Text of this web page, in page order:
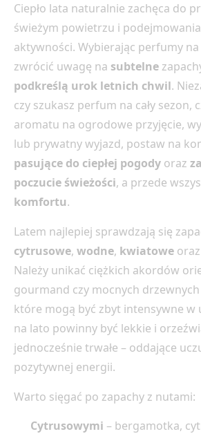
Ciepło lata naturalnie zachęca do
świeżym powietrzu i
aktywności. Wybierając perfumy
zwrócić uwagę na subtelne
podkreślą urok letnich chwil.
czy szukasz perfum na cały sezon,
aromatu na ogrodowe przyjęcie,
lub prywatny wyjazd, postaw na
pasujące do ciepłej pogody oraz
poczucie świeżości, a przede
komfortu.
Latem najlepiej sprawdzają się
cytrusowe, wodne, kwiatowe oraz
Należy unikać ciężkich akordów
gourmand czy mocnych drzewnych
które mogą być zbyt intensywne w
na lato powinny być lekkie i
jednocześnie trwałe – oddające
pozytywnej energii.
Warto sięgać po zapachy z nutami:
Cytrusowymi – bergamotka,